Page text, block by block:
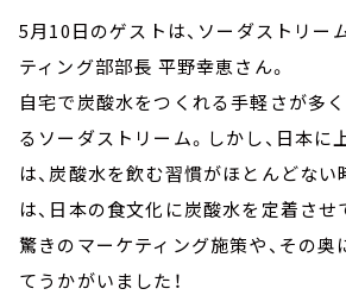
5月10日のゲストは、ソーダストリー
ティング部部長 平野幸恵さん。
自宅で炭酸水をつくれる手軽さが多
るソーダストリーム。しかし、日本に
は、炭酸水を飲む習慣がほとんどない
は、日本の食文化に炭酸水を定着さ
驚きのマーケティング施策や、その
てうかがいました！